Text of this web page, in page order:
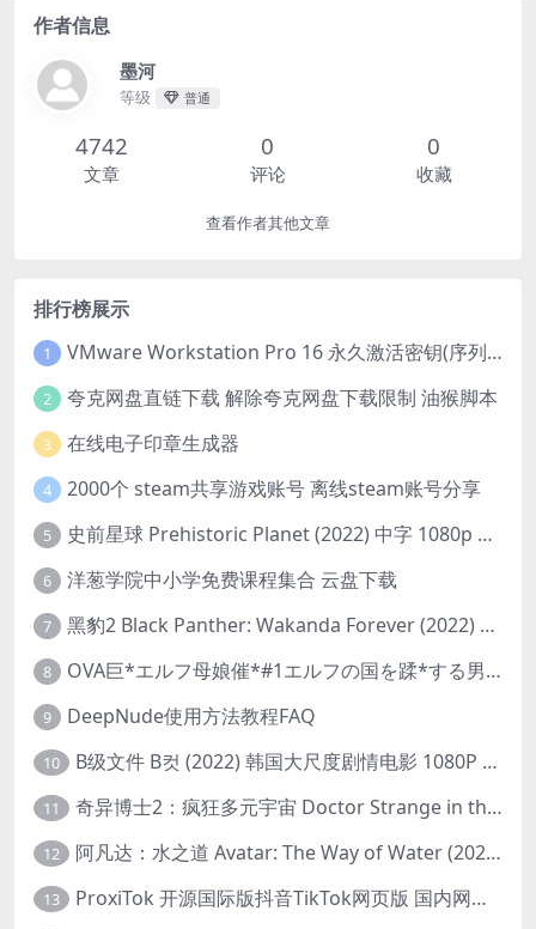
作者信息
墨河
等级 普通
4742
文章
0
评论
0
收藏
查看作者其他文章
排行榜展示
1 VMware Workstation Pro 16 永久激活密钥(序列号)
2 夸克网盘直链下载 解除夸克网盘下载限制 油猴脚本
3 在线电子印章生成器
4 2000个 steam共享游戏账号 离线steam账号分享
5 史前星球 Prehistoric Planet (2022) 中字 1080p 高清 阿里云盘 2022.5.27已更新全集
6 洋葱学院中小学免费课程集合 云盘下载
7 黑豹2 Black Panther: Wakanda Forever (2022) 高清版
8 OVA巨*エルフ母娘催*#1エルフの国を蹂*する男。汚された女王と姫
9 DeepNude使用方法教程FAQ
10 B级文件 B컷 (2022) 韩国大尺度剧情电影 1080P 中字
11 奇异博士2：疯狂多元宇宙 Doctor Strange in the Multiverse of Madness (2022) 高清版1080p
12 阿凡达：水之道 Avatar: The Way of Water (2022) 1080p 2k 4k 中文字幕
13 ProxiTok 开源国际版抖音TikTok网页版 国内网络直连